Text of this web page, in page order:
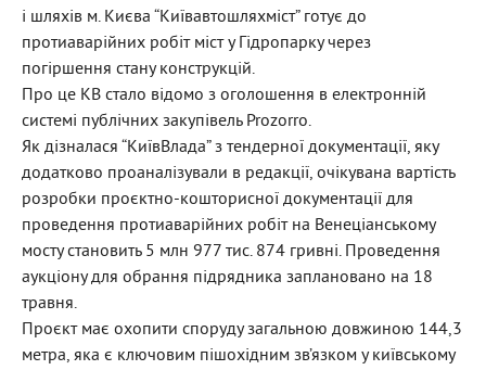
і шляхів м. Києва “Київавтошляхміст” готує до
протиаварійних робіт міст у Гідропарку через
погіршення стану конструкцій.
Про це КВ стало відомо з оголошення в електронній
системі публічних закупівель Prozorro.
Як дізналася “КиївВлада” з тендерної документації, яку
додатково проаналізували в редакції, очікувана вартість
розробки проєктно-кошторисної документації для
проведення протиаварійних робіт на Венеціанському
мосту становить 5 млн 977 тис. 874 гривні. Проведення
аукціону для обрання підрядника заплановано на 18
травня.
Проєкт має охопити споруду загальною довжиною 144,3
метра, яка є ключовим пішохідним зв’язком у київському